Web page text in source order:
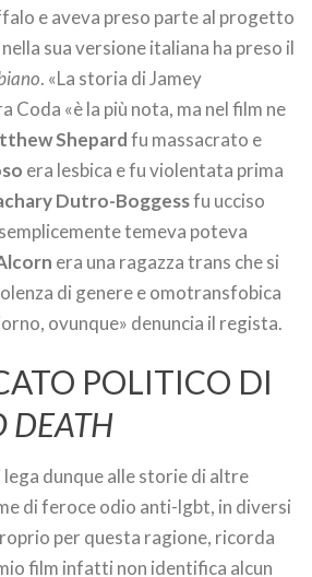
e aveva preso parte al progetto
nella sua versione italiana ha preso il
. «La storia di Jamey
Coda «è la più nota, ma nel film ne
Shepardfu massacrato e
era lesbica e fu violentata prima
Dutro-Boggessfu ucciso
temeva poteva
era una ragazza trans che si
di genere e omotransfobica
ovunque» denuncia il regista.
POLITICO DI
DEATH
lega dunque alle storie di altre
di feroce odio anti-lgbt, in diversi
per questa ragione, ricorda
film infatti non identifica alcun